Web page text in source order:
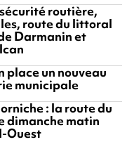
routière,
route du littoral
Darmanin et
place un nouveau
municipale
: la route du
dimanche matin
Ouest